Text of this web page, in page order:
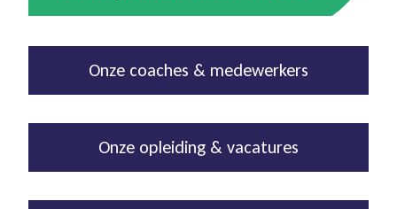
Onze coaches & medewerkers
Onze opleiding & vacatures